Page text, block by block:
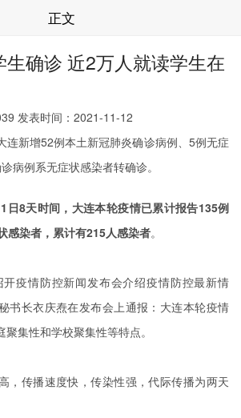
正文
确诊 近2万人就读学生在
发表时间：2021-11-12
连新增52例本土新冠肺炎确诊病例、5例无症
病例系无症状感染者转确诊。
日8天时间，大连本轮疫情已累计报告135例
感染者，累计有215人感染者。
疫情防控新闻发布会介绍疫情防控最新情
书长衣庆焘在发布会上通报：大连本轮疫情
集性和学校聚集性等特点。
，传播速度快，传染性强，代际传播为两天